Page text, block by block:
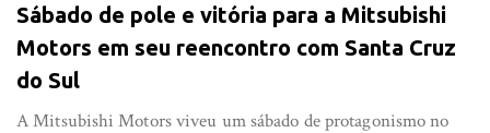
Sábado de pole e vitória para a Mitsubishi
Motors em seu reencontro com Santa Cruz
do Sul
A Mitsubishi Motors viveu um sábado de protagonismo no